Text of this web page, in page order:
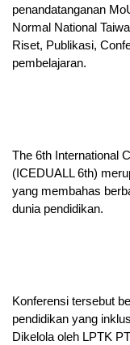
penandatanganan
Normal National
Riset, Publikasi,
pembelajaran.
The 6th International
(ICEDUALL 6th)
yang membahas
dunia pendidikan.
Konferensi tersebut
pendidikan yang
Dikelola oleh LPTK